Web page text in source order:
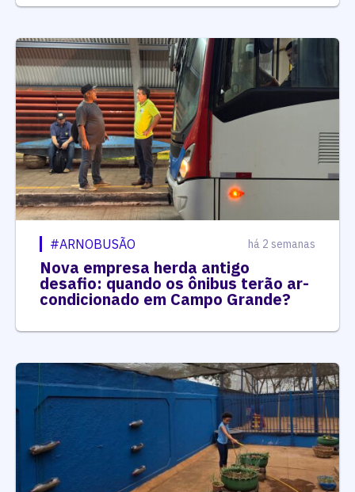
#ARNOBUSÃO há 2 semanas
Nova empresa herda antigo
desafio: quando os ônibus terão ar-
condicionado em Campo Grande?